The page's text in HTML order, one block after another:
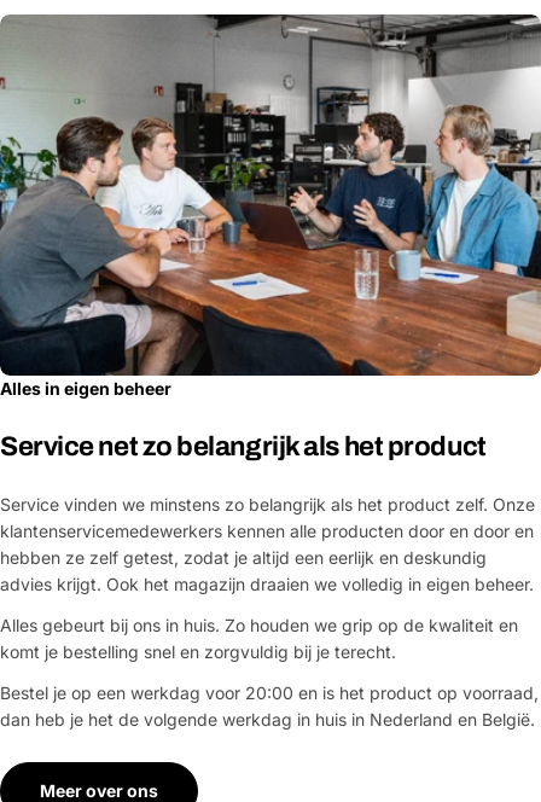
Alles in eigen beheer
Service net zo belangrijk als het product
Service vinden we minstens zo belangrijk als het product zelf. Onze
klantenservicemedewerkers kennen alle producten door en door en
hebben ze zelf getest, zodat je altijd een eerlijk en deskundig
advies krijgt. Ook het magazijn draaien we volledig in eigen beheer.
Alles gebeurt bij ons in huis. Zo houden we grip op de kwaliteit en
komt je bestelling snel en zorgvuldig bij je terecht.
Bestel je op een werkdag voor 20:00 en is het product op voorraad,
dan heb je het de volgende werkdag in huis in Nederland en België.
Meer over ons